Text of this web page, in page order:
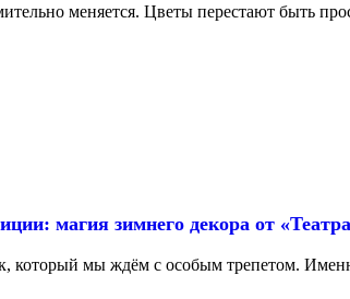
меняется. Цветы перестают быть
магия зимнего декора от
мы ждём с особым трепетом.